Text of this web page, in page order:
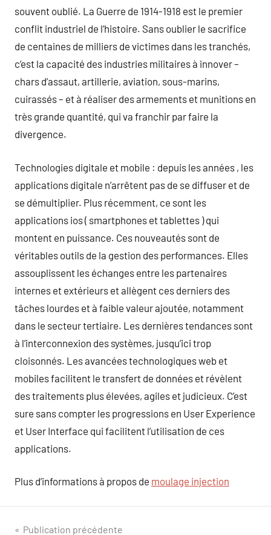
souvent oublié. La Guerre de 1914-1918 est le premier
conflit industriel de l’histoire. Sans oublier le sacrifice
de centaines de milliers de victimes dans les tranchés,
c’est la capacité des industries militaires à innover –
chars d’assaut, artillerie, aviation, sous-marins,
cuirassés – et à réaliser des armements et munitions en
très grande quantité, qui va franchir par faire la
divergence.
Technologies digitale et mobile : depuis les années , les
applications digitale n’arrêtent pas de se diffuser et de
se démultiplier. Plus récemment, ce sont les
applications ios ( smartphones et tablettes ) qui
montent en puissance. Ces nouveautés sont de
véritables outils de la gestion des performances. Elles
assouplissent les échanges entre les partenaires
internes et extérieurs et allègent ces derniers des
tâches lourdes et à faible valeur ajoutée, notamment
dans le secteur tertiaire. Les dernières tendances sont
à l’interconnexion des systèmes, jusqu’ici trop
cloisonnés. Les avancées technologiques web et
mobiles facilitent le transfert de données et révèlent
des traitements plus élevées, agiles et judicieux. C’est
sure sans compter les progressions en User Experience
et User Interface qui facilitent l’utilisation de ces
applications.
Plus d’informations à propos de moulage injection
Publication précédente